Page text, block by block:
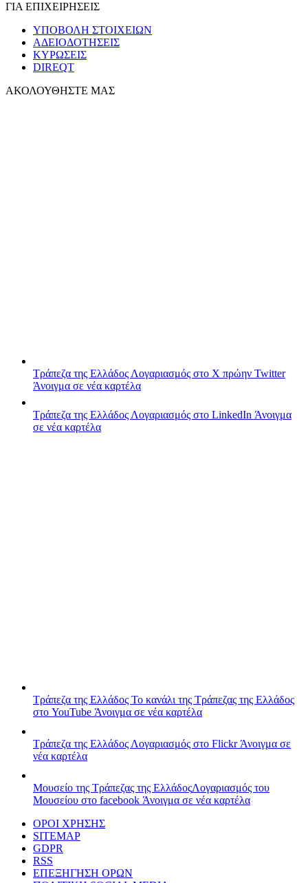
ΓΙΑ ΕΠΙΧΕΙΡΗΣΕΙΣ
ΥΠΟΒΟΛΗ ΣΤΟΙΧΕΙΩΝ
ΑΔΕΙΟΔΟΤΗΣΕΙΣ
ΚΥΡΩΣΕΙΣ
DIREQT
ΑΚΟΛΟΥΘΗΣΤΕ ΜΑΣ
Τράπεζα της Ελλάδος Λογαριασμός στο X πρώην Twitter
Άνοιγμα σε νέα καρτέλα
Τράπεζα της Ελλάδος Λογαριασμός στο LinkedIn Άνοιγμα
σε νέα καρτέλα
Τράπεζα της Ελλάδος Το κανάλι της Τράπεζας της Ελλάδος
στο YouTube Άνοιγμα σε νέα καρτέλα
Τράπεζα της Ελλάδος Λογαριασμός στο FlickrΆνοιγμα σε
νέα καρτέλα
Μουσείο της Τράπεζας της ΕλλάδοςΛογαριασμός του
Μουσείου στο facebook Άνοιγμα σε νέα καρτέλα
ΟΡΟΙ ΧΡΗΣΗΣ
SITEMAP
GDPR
RSS
ΕΠΕΞΗΓΗΣΗ ΟΡΩΝ